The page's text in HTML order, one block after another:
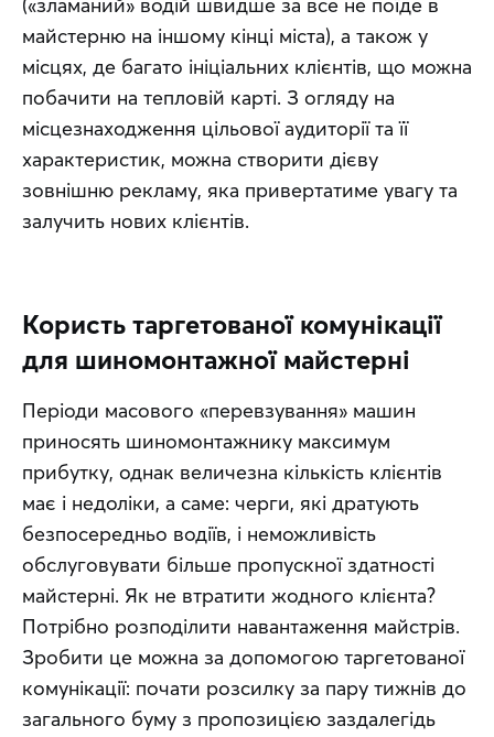
майстерню на іншому кінці міста), а також у
місцях, де багато ініціальних клієнтів, що можна
побачити на тепловій карті. З огляду на
місцезнаходження цільової аудиторії та її
характеристик, можна створити дієву
зовнішню рекламу, яка привертатиме увагу та
залучить нових клієнтів.
Користь таргетованої комунікації
для шиномонтажної майстерні
Періоди масового «перевзування» машин
приносять шиномонтажнику максимум
прибутку, однак величезна кількість клієнтів
має і недоліки, а саме: черги, які дратують
безпосередньо водіїв, і неможливість
обслуговувати більше пропускної здатності
майстерні. Як не втратити жодного клієнта?
Потрібно розподілити навантаження майстрів.
Зробити це можна за допомогою таргетованої
комунікації: почати розсилку за пару тижнів до
загального буму з пропозицією заздалегідь